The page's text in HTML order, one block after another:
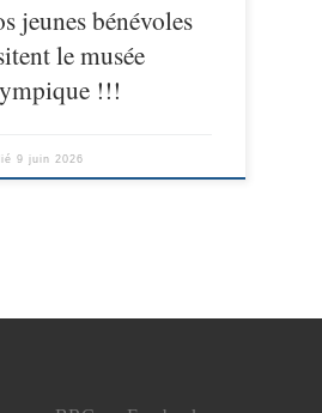
jeunes bénévoles
le musée
!!!
9 juin 2026